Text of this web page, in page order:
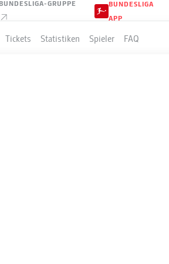
GRUPPE
BUNDESLIGA
APP
Tickets Statistiken Spieler FAQ